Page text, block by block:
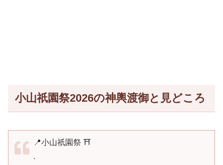
小山祇園祭2026の神輿渡御と見どころ
📍小山祇園祭 ⛩
.